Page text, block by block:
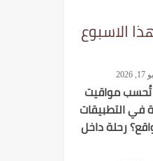
الاسبوع
مواقيت
في التطبيقات
رحلة داخل